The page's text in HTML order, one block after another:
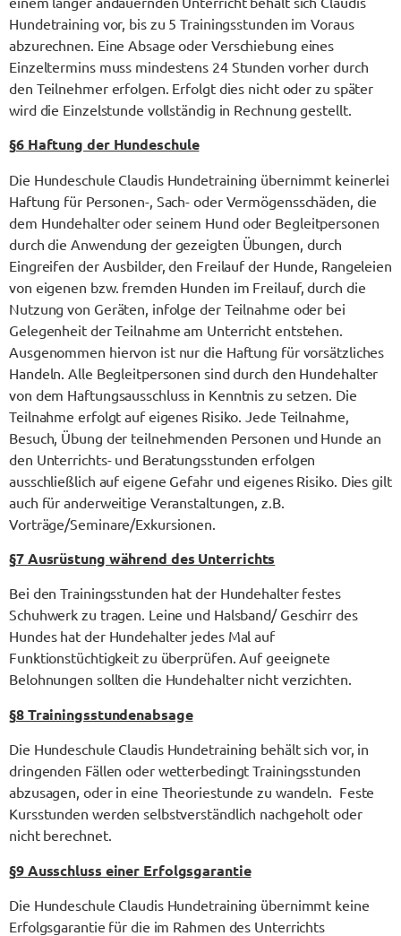
Hundetraining vor, bis zu 5 Trainingsstunden im Voraus
abzurechnen. Eine Absage oder Verschiebung eines
Einzeltermins muss mindestens 24 Stunden vorher durch
den Teilnehmer erfolgen. Erfolgt dies nicht oder zu später
wird die Einzelstunde vollständig in Rechnung gestellt.
§6 Haftung der Hundeschule
Die Hundeschule Claudis Hundetraining übernimmt keinerlei
Haftung für Personen-, Sach- oder Vermögensschäden, die
dem Hundehalter oder seinem Hund oder Begleitpersonen
durch die Anwendung der gezeigten Übungen, durch
Eingreifen der Ausbilder, den Freilauf der Hunde, Rangeleien
von eigenen bzw. fremden Hunden im Freilauf, durch die
Nutzung von Geräten, infolge der Teilnahme oder bei
Gelegenheit der Teilnahme am Unterricht entstehen.
Ausgenommen hiervon ist nur die Haftung für vorsätzliches
Handeln. Alle Begleitpersonen sind durch den Hundehalter
von dem Haftungsausschluss in Kenntnis zu setzen. Die
Teilnahme erfolgt auf eigenes Risiko. Jede Teilnahme,
Besuch, Übung der teilnehmenden Personen und Hunde an
den Unterrichts- und Beratungsstunden erfolgen
ausschließlich auf eigene Gefahr und eigenes Risiko. Dies gilt
auch für anderweitige Veranstaltungen, z.B.
Vorträge/Seminare/Exkursionen.
§7 Ausrüstung während des Unterrichts
Bei den Trainingsstunden hat der Hundehalter festes
Schuhwerk zu tragen. Leine und Halsband/ Geschirr des
Hundes hat der Hundehalter jedes Mal auf
Funktionstüchtigkeit zu überprüfen. Auf geeignete
Belohnungen sollten die Hundehalter nicht verzichten.
§8 Trainingsstundenabsage
Die Hundeschule Claudis Hundetraining behält sich vor, in
dringenden Fällen oder wetterbedingt Trainingsstunden
abzusagen, oder in eine Theoriestunde zu wandeln. Feste
Kursstunden werden selbstverständlich nachgeholt oder
nicht berechnet.
§9 Ausschluss einer Erfolgsgarantie
Die Hundeschule Claudis Hundetraining übernimmt keine
Erfolgsgarantie für die im Rahmen des Unterrichts